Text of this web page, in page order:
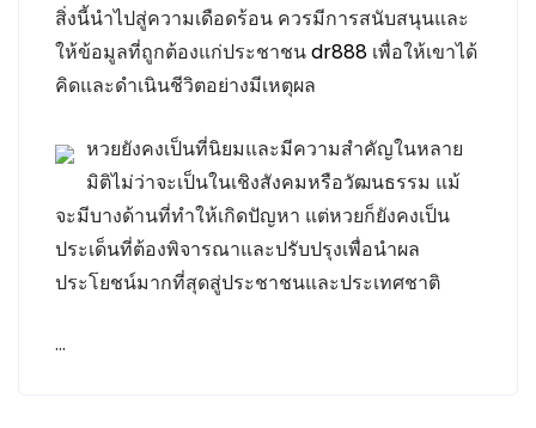
สิ่งนี้นำไปสู่ความเดือดร้อน ควรมีการสนับสนุนและ
ให้ข้อมูลที่ถูกต้องแก่ประชาชนdr888 เพื่อให้เขาได้
คิดและดำเนินชีวิตอย่างมีเหตุผล
หวยยังคงเป็นที่นิยมและมีความสำคัญในหลาย
มิติไม่ว่าจะเป็นในเชิงสังคมหรือวัฒนธรรม แม้
จะมีบางด้านที่ทำให้เกิดปัญหา แต่หวยก็ยังคงเป็น
ประเด็นที่ต้องพิจารณาและปรับปรุงเพื่อนำผล
ประโยชน์มากที่สุดสู่ประชาชนและประเทศชาติ
…